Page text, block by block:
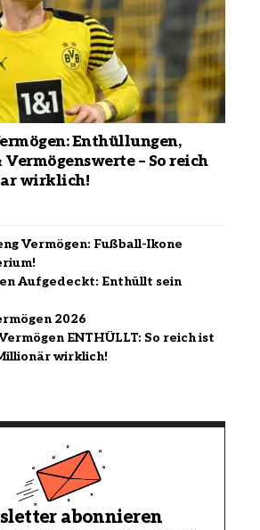
Enthüllungen,
– So reich
wirklich!
Vermögen: Fußball-Ikone
Aufgedeckt: Enthüllt sein
2026
ENTHÜLLT: So reich ist
wirklich!
abonnieren